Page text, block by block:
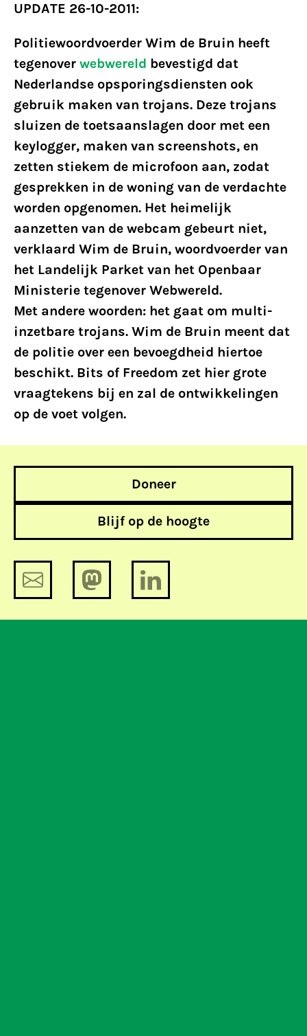
UPDATE 26-10-2011:
Politiewoordvoerder Wim de Bruin heeft
tegenover webwereld bevestigd dat
Nederlandse opsporingsdiensten ook
gebruik maken van trojans. Deze trojans
sluizen de toetsaanslagen door met een
keylogger, maken van screenshots, en
zetten stiekem de microfoon aan, zodat
gesprekken in de woning van de verdachte
worden opgenomen. Het heimelijk
aanzetten van de webcam gebeurt niet,
verklaard Wim de Bruin, woordvoerder van
het Landelijk Parket van het Openbaar
Ministerie tegenover Webwereld.
Met andere woorden: het gaat om multi-
inzetbare trojans. Wim de Bruin meent dat
de politie over een bevoegdheid hiertoe
beschikt. Bits of Freedom zet hier grote
vraagtekens bij en zal de ontwikkelingen
op de voet volgen.
Doneer
Blijf op de hoogte